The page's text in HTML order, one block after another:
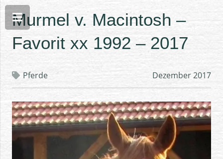
Murmel v. Macintosh –
Favorit xx 1992 – 2017
Pferde Dezember 2017